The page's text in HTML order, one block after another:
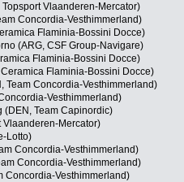
Vlaanderen-Mercator)
Concordia-Vesthimmerland)
Flaminia-Bossini Docce)
(ARG, CSF Group-Navigare)
Flaminia-Bossini Docce)
Flaminia-Bossini Docce)
Team Concordia-Vesthimmerland)
Vesthimmerland)
Team Capinordic)
Vlaanderen-Mercator)
Lotto)
Concordia-Vesthimmerland)
Concordia-Vesthimmerland)
Concordia-Vesthimmerland)